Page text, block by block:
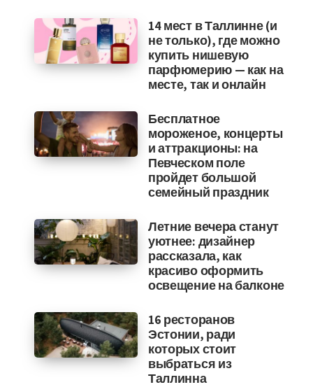
14 мест в Таллинне (и
не только), где можно
купить нишевую
парфюмерию — как на
месте, так и онлайн
Бесплатное
мороженое, концерты
и аттракционы: на
Певческом поле
пройдет большой
семейный праздник
Летние вечера станут
уютнее: дизайнер
рассказала, как
красиво оформить
освещение на балконе
16 ресторанов
Эстонии, ради
которых стоит
выбраться из
Таллинна